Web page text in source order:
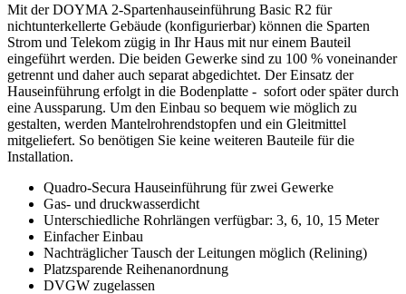
Mit der DOYMA 2-Spartenhauseinführung Basic R2 für
nichtunterkellerte Gebäude (konfigurierbar) können die Sparten
Strom und Telekom zügig in Ihr Haus mit nur einem Bauteil
eingeführt werden. Die beiden Gewerke sind zu 100 % voneinander
getrennt und daher auch separat abgedichtet. Der Einsatz der
Hauseinführung erfolgt in die Bodenplatte - sofort oder später durch
eine Aussparung. Um den Einbau so bequem wie möglich zu
gestalten, werden Mantelrohrendstopfen und ein Gleitmittel
mitgeliefert. So benötigen Sie keine weiteren Bauteile für die
Installation.
Quadro-Secura Hauseinführung für zwei Gewerke
Gas- und druckwasserdicht
Unterschiedliche Rohrlängen verfügbar: 3, 6, 10, 15 Meter
Einfacher Einbau
Nachträglicher Tausch der Leitungen möglich (Relining)
Platzsparende Reihenanordnung
DVGW zugelassen